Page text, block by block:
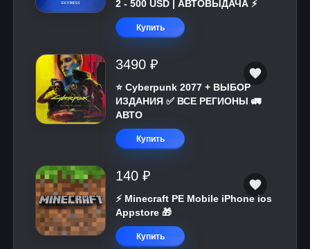
2 - 500 USD | АВТОВЫДАЧА ⚡️
Купить
3490 ₽
⭐ Cyberpunk 2077 + ВЫБОР
ИЗДАНИЯ ✅ ВСЕ РЕГИОНЫ 🚛
АВТО
Купить
140 ₽
⚡️ Minecraft PE Mobile iPhone ios
Appstore 🎁
Купить